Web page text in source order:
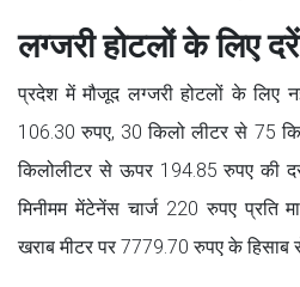
लग्जरी होटलों के लिए दरें
प्रदेश में मौजूद लग्जरी होटलों के लिए
106.30 रुपए, 30 किलो लीटर से 75
किलोलीटर से ऊपर 194.85 रुपए की
मिनीमम मेंटेनेंस चार्ज 220 रुपए प्रति
खराब मीटर पर 7779.70 रुपए के हिसाब